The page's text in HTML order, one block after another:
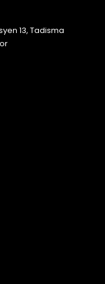
13, Tadisma